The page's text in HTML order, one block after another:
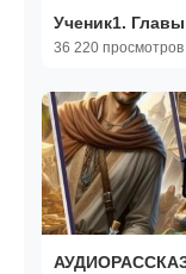
Ученик1.
36 220 просмотров